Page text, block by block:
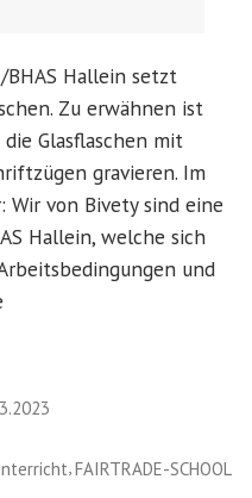
BHAS Hallein setzt
Zu erwähnen ist
die Glasflaschen mit
gravieren. Im
von Bivety sind eine
Hallein, welche sich
und
,FAIRTRADE-SCHOOL